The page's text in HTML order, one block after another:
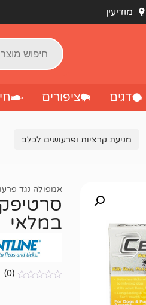
מודיעין
דגים ציפורים
מניעת קרציות ופרעושים לכלב
אמפולה נגד
במלאי
(0)